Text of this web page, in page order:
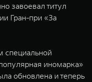
завоевал титул
Гран-при «За
специальной
иномарка»
обновлена и теперь